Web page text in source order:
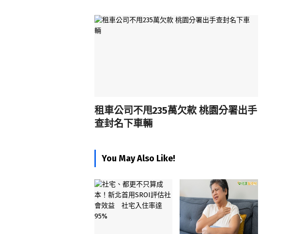
租車公司不甩235萬欠款 桃園分署出手
查封名下車輛
You May Also Like!